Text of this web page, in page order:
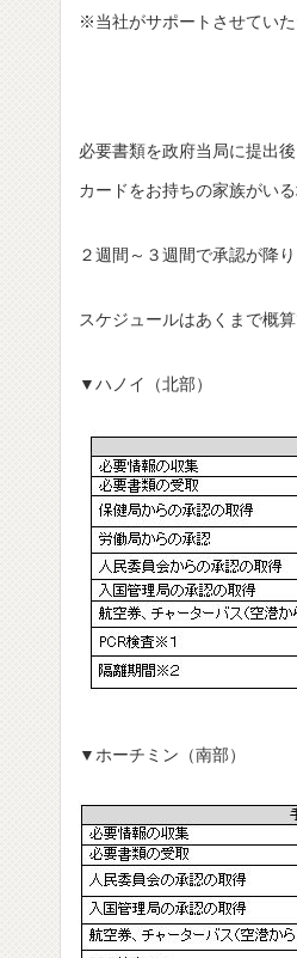
※当社がサポートさせてい
必要書類を政府当局に提出
カードをお持ちの家族がいる
２週間～３週間で承認が降
スケジュールはあくまで概
▼ハノイ（北部）
▼ホーチミン（南部）